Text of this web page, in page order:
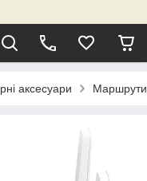
аксесуари